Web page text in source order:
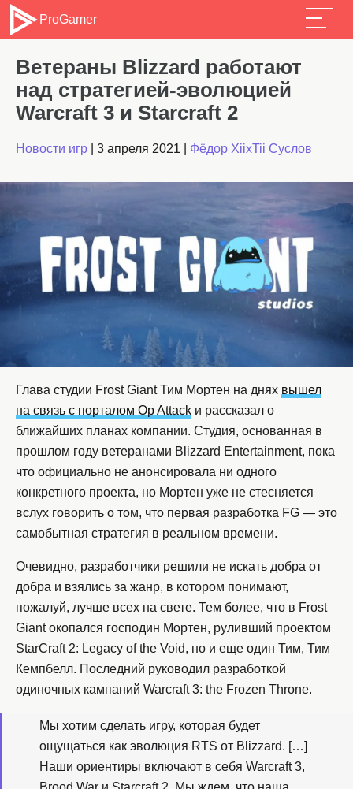
ProGamer
Ветераны Blizzard работают
над стратегией-эволюцией
Warcraft 3 и Starcraft 2
Новости игр 3 апреля 2021 Фёдор XiixTii Суслов
Глава студии Frost Giant Тим Мортен на днях вышел
на связь с порталом Op Attack и рассказал о
ближайших планах компании. Студия, основанная в
прошлом году ветеранами Blizzard Entertainment, пока
что официально не анонсировала ни одного
конкретного проекта, но Мортен уже не стесняется
вслух говорить о том, что первая разработка FG — это
самобытная стратегия в реальном времени.
Очевидно, разработчики решили не искать добра от
добра и взялись за жанр, в котором понимают,
пожалуй, лучше всех на свете. Тем более, что в Frost
Giant окопался господин Мортен, руливший проектом
StarCraft 2: Legacy of the Void, но и еще один Тим, Тим
Кемпбелл. Последний руководил разработкой
одиночных кампаний Warcraft 3: the Frozen Throne.
Мы хотим сделать игру, которая будет
ощущаться как эволюция RTS от Blizzard. […]
Наши ориентиры включают в себя Warcraft 3,